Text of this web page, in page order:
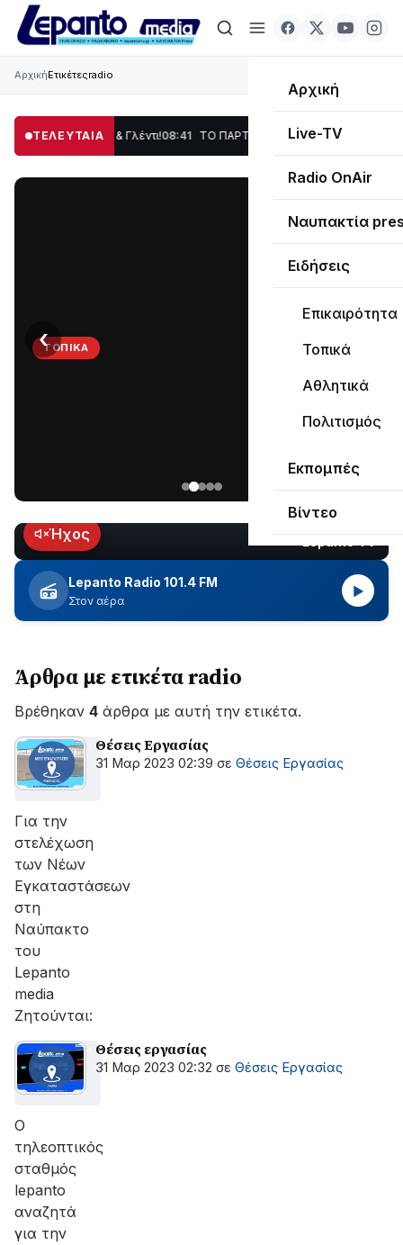
Αρχική
Live-TV
Radio OnAir
Ναυπακτία
Ειδήσεις
Επικαιρότητα
Τοπικά
Αθλητικά
Πολιτισμός
Εκπομπές
Βίντεο
ΑρχικήΕτικέτεςradio
ΤΕΛΕΥΤΑΙΑ
& Γλέντι!08:41 ΤΟ ΠΑΡΤΥ ΣΥΝΕΧΙΖΕΤΑΙ… 19:47 Στο σκοτάδι
ΤΟΠΙΚΆ
Κωτσανά
για
τα
μεγάλα
έργα
‹
LIVEΉχος
Lepanto Radio 101.4 FM
Στον αέρα
▶
Άρθρα με ετικέτα radio
Βρέθηκαν 4 άρθρα με αυτή την ετικέτα.
Θέσεις Εργασίας
31 Μαρ 2023 02:39 σε Θέσεις Εργασίας
Για την
στελέχωση
των Νέων
Εγκαταστάσεων
στη
Ναύπακτο
του
Lepanto
media
Ζητούνται:
Θέσεις εργασίας
31 Μαρ 2023 02:32 σε Θέσεις Εργασίας
Ο
τηλεοπτικός
σταθμός
lepanto
αναζητά
για την